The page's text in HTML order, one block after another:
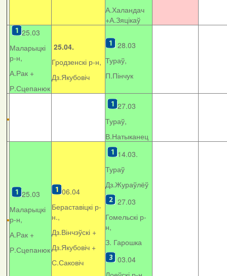
А.Халандач
+А.Зяцікаў
25.03
Маларыцкі
р-н,
А.Рак +
Р.Сцепанюк
25.04.
Гродзенскі р-н,
Дз.Якубовіч
28.03
Тураў,
П.Пінчук
27.03
Тураў,
В.Натыканец
25.03
Маларыцкі
р-н,
А.Рак +
Р.Сцепанюк
06.04
Бераставіцкі р-
н.,
Дз.Вінчэўскі +
Дз.Якубовіч +
С.Саковіч
14.03.
Тураў
Дз.Жураўлёў
27.03
Гомельскі р-
н,
З. Гарошка
03.04